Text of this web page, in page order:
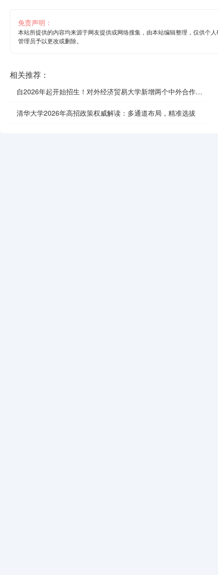
免责声明：
本站所提供的内容均来源于网友提供或网络搜集，由本站编辑整理，仅供个
管理员予以更改或删除。
相关推荐：
自2026年起开始招生！对外经济贸易大学新增两个中外合作办
学项目
清华大学2026年高招政策权威解读：多通道布局，精准选拔